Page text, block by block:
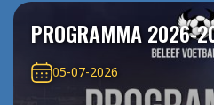
PROGRAMMA 2026-
05-07-2026